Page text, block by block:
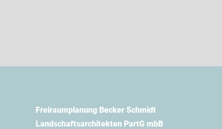
Freiraumplanung Becker Schmidt
Landschaftsarchitekten PartG mbB